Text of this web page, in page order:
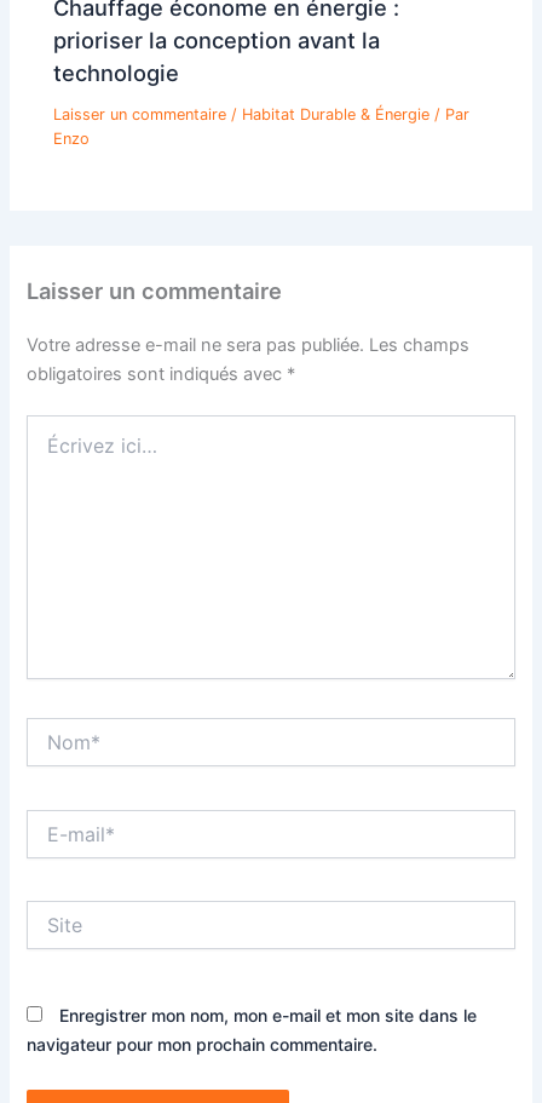
Chauffage économe en énergie :
prioriser la conception avant la
technologie
Laisser un commentaire / Habitat Durable & Énergie / Par
Enzo
Laisser un commentaire
Votre adresse e-mail ne sera pas publiée. Les champs
obligatoires sont indiqués avec *
ici…
mail*
Enregistrer mon nom, mon e-mail et mon site dans le
navigateur pour mon prochain commentaire.